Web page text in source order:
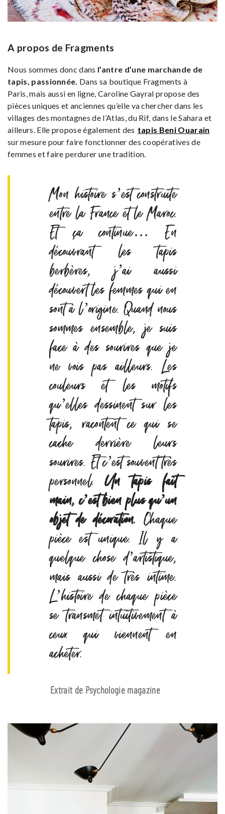
A propos de Fragments
Nous sommes donc dans l’antre d’une marchande de
tapis, passionnée. Dans sa boutique Fragments à
Paris, mais aussi en ligne, Caroline Gayral propose des
pièces uniques et anciennes qu’elle va chercher dans les
villages des montagnes de l’Atlas, du Rif, dans le Sahara et
ailleurs. Elle propose également des tapis Beni Ouarain
sur mesure pour faire fonctionner des coopératives de
femmes et faire perdurer une tradition.
Mon histoire s’est construite
entre la France et le Maroc.
Et ça continue… En
découvrant les tapis
berbères, j’ai aussi
découvert les femmes qui en
sont à l’origine. Quand nous
sommes ensemble, je suis
face à des sourires que je
ne vois pas ailleurs. Les
couleurs et les motifs
qu’elles dessinent sur les
tapis, racontent ce qui se
cache derrière leurs
sourires. Et c’est souvent très
personnel.Un tapis fait
main, c’est bien plus qu’un
objet de décoration. Chaque
pièce est unique. Il y a
quelque chose d’artistique,
mais aussi de très intime.
L’histoire de chaque pièce
se transmet intuitivement à
ceux qui viennent en
acheter.
Extrait de Psychologie magazine